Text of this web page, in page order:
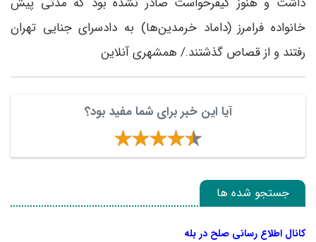
خانواده فرامرز (داماد خرمدین‌ها) به دادسرای جنایی تهران
رفتند و از قصاص گذشتند./ همشهری آنلاین
آیا این خبر برای شما مفید بود؟
جستجو شده ها
کانال اطلاع رسانی صلح در بله